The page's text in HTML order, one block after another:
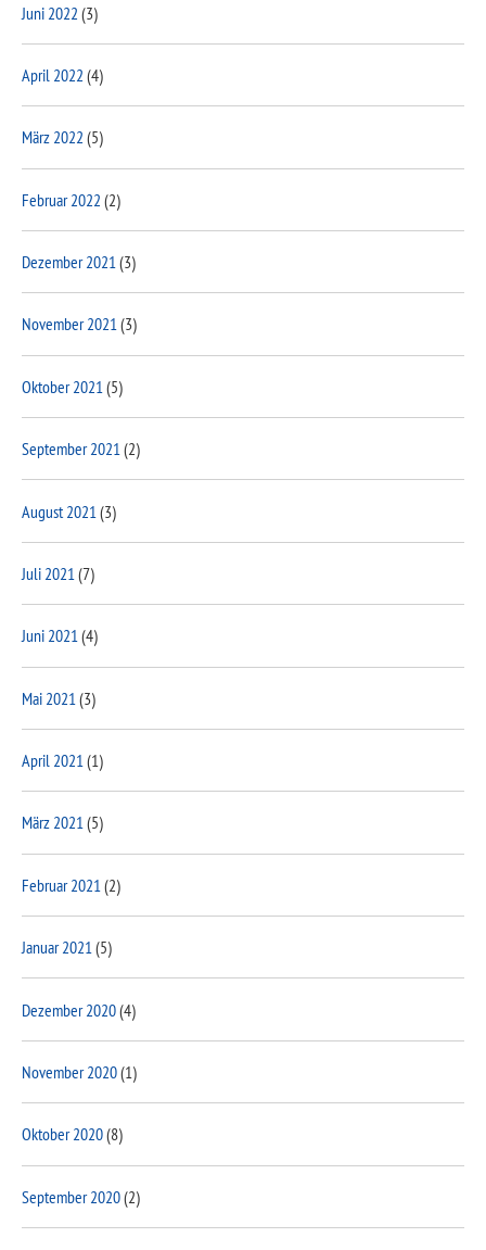
Juni 2022 (3)
April 2022 (4)
März 2022 (5)
Februar 2022 (2)
Dezember 2021(3)
November 2021(3)
Oktober 2021 (5)
September 2021(2)
August 2021 (3)
Juli 2021 (7)
Juni 2021(4)
Mai 2021 (3)
April 2021(1)
März 2021(5)
Februar 2021 (2)
Januar 2021(5)
Dezember 2020(4)
November 2020(1)
Oktober 2020(8)
September 2020(2)